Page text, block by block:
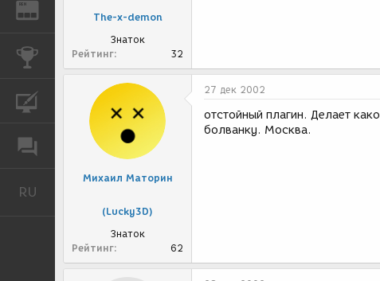
REN
КОНКУРСЫ
КУРСЫ
ФОРУМ
RU
The-x-demon
Знаток
Рейтинг
32
Михаил Маторин
(Lucky3D)
Знаток
Рейтинг
62
27 дек 2002
отстойный плагин. Делает
болванку. Москва.